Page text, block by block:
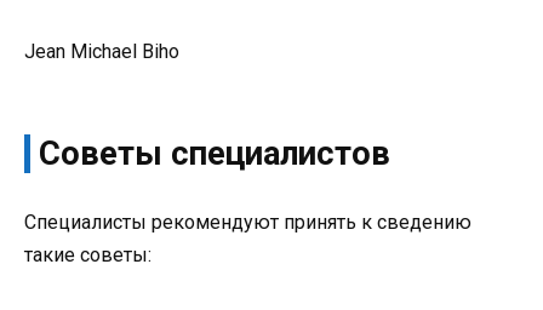
Jean Michael Biho
Советы специалистов
Специалисты рекомендуют принять к сведению
такие советы: